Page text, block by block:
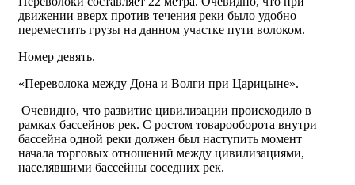
движении вверх против течения реки было удобно
переместить грузы на данном участке пути волоком.
Номер девять.
«Переволока между Дона и Волги при Царицыне».
Очевидно, что развитие цивилизации происходило в
рамках бассейнов рек. С ростом товарооборота внутри
бассейна одной реки должен был наступить момент
начала торговых отношений между цивилизациями,
населявшими бассейны соседних рек.